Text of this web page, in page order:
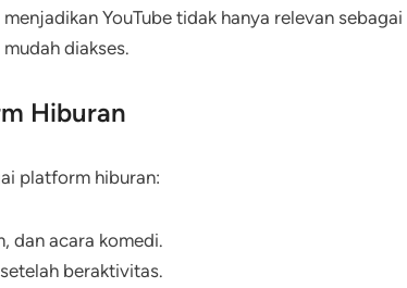
YouTube tidak hanya relevan sebagai
diakses.
Hiburan
platform hiburan:
dan acara komedi.
beraktivitas.